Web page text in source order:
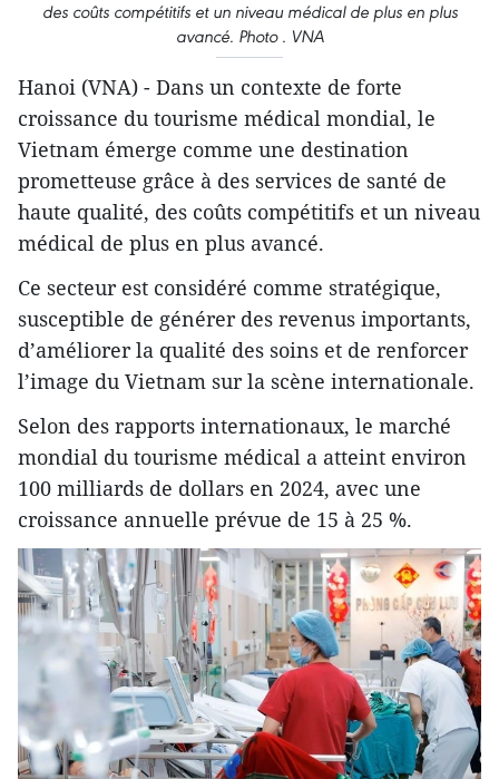
des coûts compétitifs et un niveau médical de plus en plus
avancé. Photo . VNA
Hanoi (VNA) - Dans un contexte de forte
croissance du tourisme médical mondial, le
Vietnam émerge comme une destination
prometteuse grâce à des services de santé de
haute qualité, des coûts compétitifs et un niveau
médical de plus en plus avancé.
Ce secteur est considéré comme stratégique,
susceptible de générer des revenus importants,
d’améliorer la qualité des soins et de renforcer
l’image du Vietnam sur la scène internationale.
Selon des rapports internationaux, le marché
mondial du tourisme médical a atteint environ
100 milliards de dollars en 2024, avec une
croissance annuelle prévue de 15 à 25 %.